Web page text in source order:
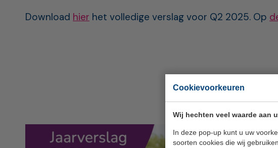
Cookievoorkeuren
Wij hechten veel waarde aan
In deze pop-up kunt u uw
soorten cookies die wij
Download hier het volledige verslag voor Q2 2025. Op